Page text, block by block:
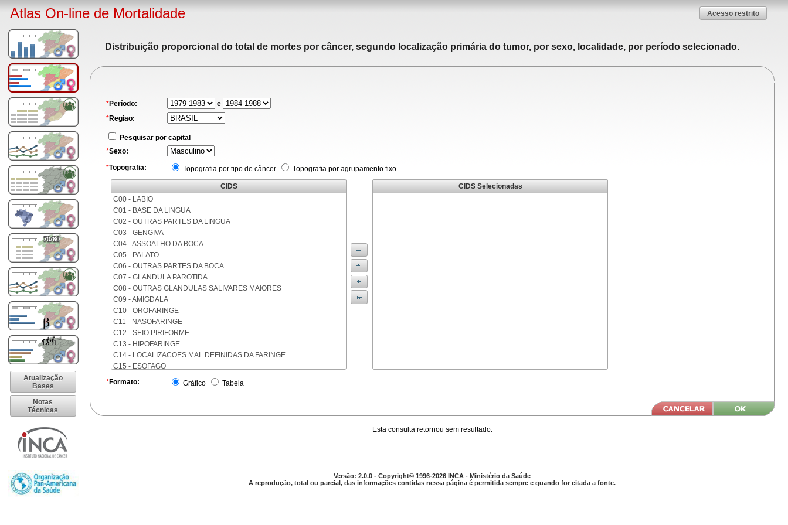
Atlas On-line de Mortalidade Acesso restrito
Atualização
Bases
Notas
Técnicas
Distribuição proporcional do total de mortes por câncer, segundo localização primária do tumor, por sexo, localidade, por período selecionado.
*Período:
e
*Regiao:
Pesquisar por capital
*Sexo:
*Topografia: Topografia por tipo de câncer Topografia por agrupamento fixo
CIDS
C00 - LABIO
C01 - BASE DA LINGUA
C02 - OUTRAS PARTES DA LINGUA
C03 - GENGIVA
C04 - ASSOALHO DA BOCA
C05 - PALATO
C06 - OUTRAS PARTES DA BOCA
C07 - GLANDULA PAROTIDA
C08 - OUTRAS GLANDULAS SALIVARES MAIORES
C09 - AMIGDALA
C10 - OROFARINGE
C11 - NASOFARINGE
C12 - SEIO PIRIFORME
C13 - HIPOFARINGE
C14 - LOCALIZACOES MAL DEFINIDAS DA FARINGE
C15 - ESOFAGO
C26 - LOCALIZACOES MAL DEFINIDAS NO APARELHO DIGESTIVO
CIDS Selecionadas
*Formato: Gráfico Tabela
Esta consulta retornou sem resultado.
Versão: 2.0.0 - Copyright© 1996-2026 INCA - Ministério da Saúde
A reprodução, total ou parcial, das informações contidas nessa página é permitida sempre e quando for citada a fonte.